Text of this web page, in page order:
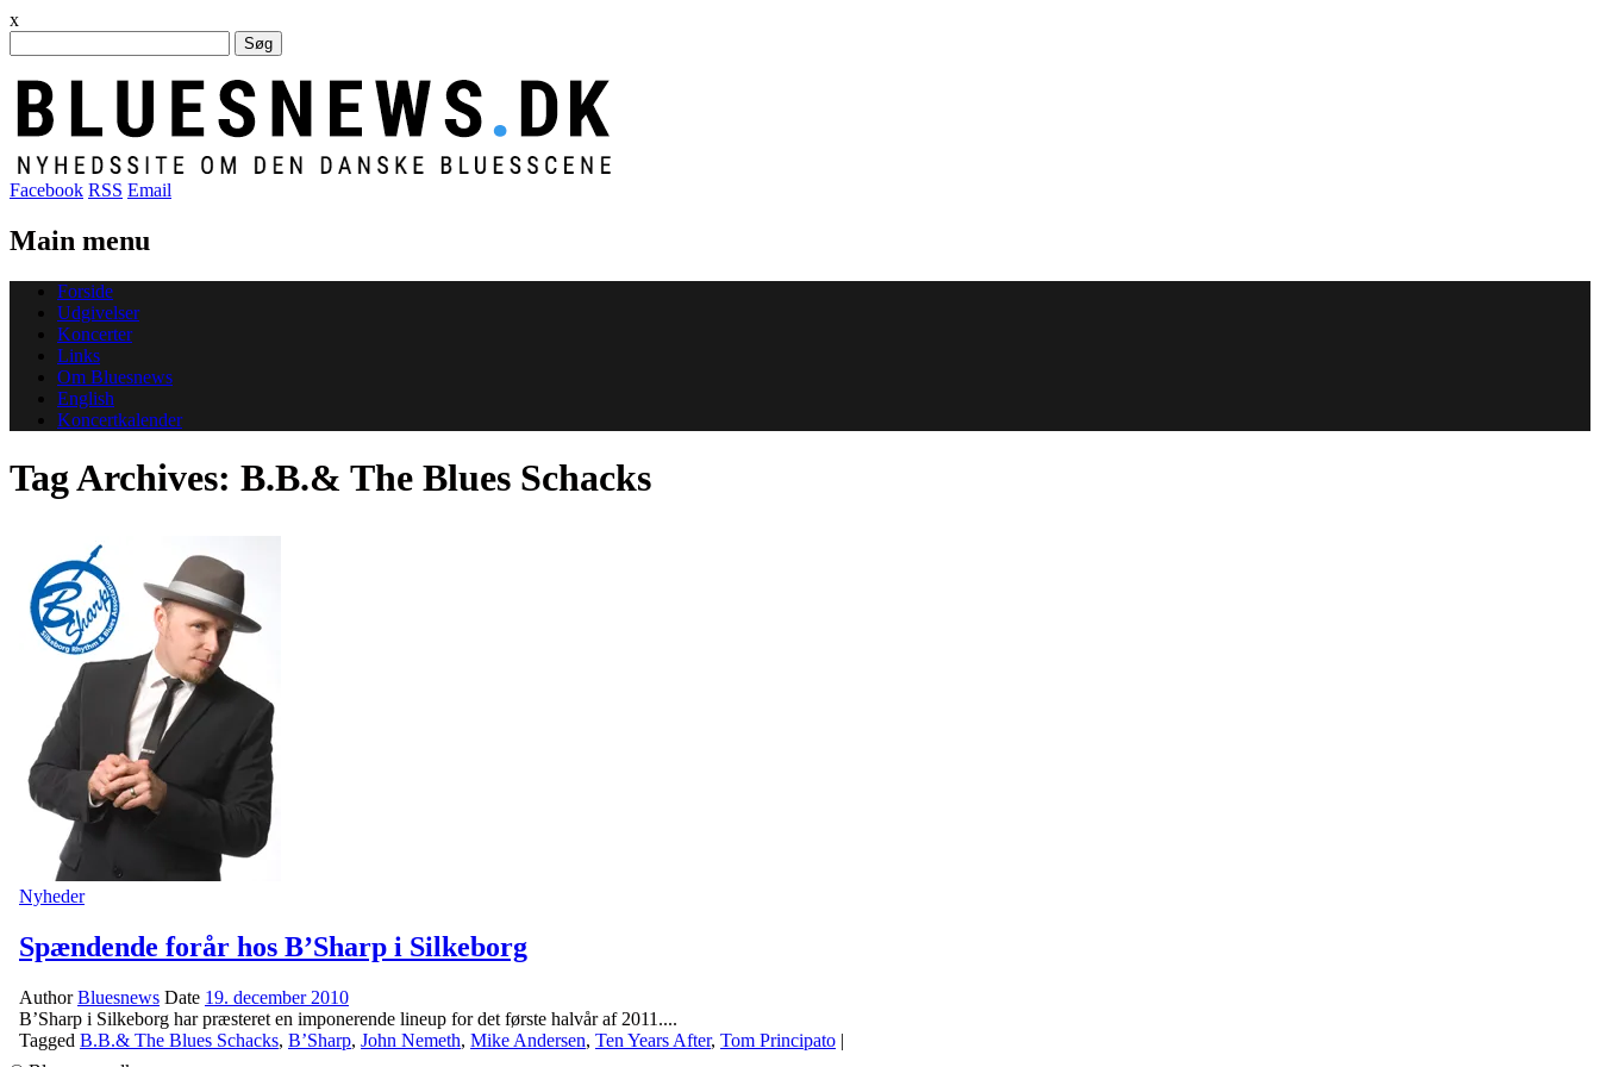
x
efter:
Facebook RSS Email
Main menu
Skip
content
Forside
Udgivelser
Koncerter
Links
Om Bluesnews
English
Koncertkalender
Tag Archives: B.B.& The Blues Schacks
Nyheder
Spændende forår hos B’Sharp i Silkeborg
AuthorBluesnews Date 19. december 2010
B’Sharp i Silkeborg har præsteret en imponerende lineup for det første halvår af 2011....
Tagged B.B.& The Blues Schacks, B’Sharp, John Nemeth, Mike Andersen, Ten Years After, Tom Principato |